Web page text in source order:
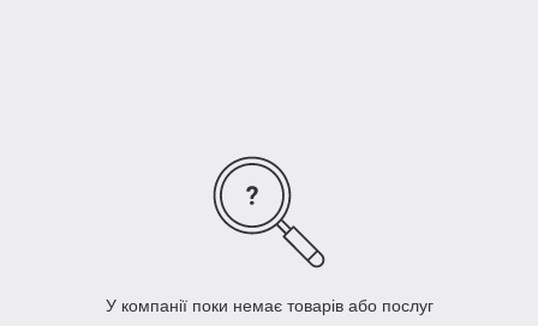
У компанії поки немає товарів або послуг